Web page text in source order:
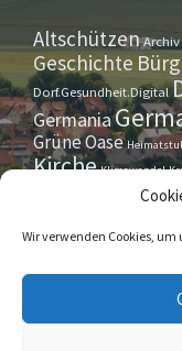
Wir verwenden Cookies,
AltschützenArchiv
Geschichte
Dorf.Gesundheit.Digital
Germania
Grüne Oase
Kirche Klimawandel
Maurer- u.
Straßensperrung Tennis